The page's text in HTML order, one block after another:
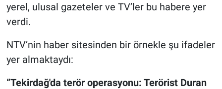
yerel, ulusal gazeteler ve TV’ler bu habere yer
verdi.
NTV’nin haber sitesinden bir örnekle şu ifadeler
yer almaktaydı:
“Tekirdağ'da terör operasyonu: Terörist Duran